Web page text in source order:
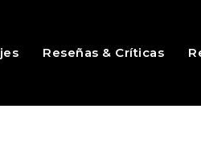
Reseñas & Críticas